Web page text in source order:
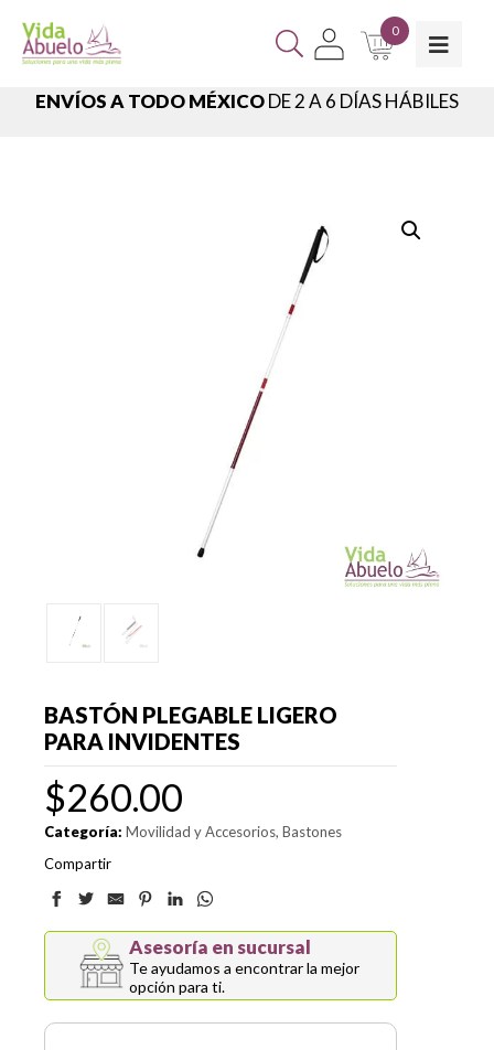
0
ENVÍOS A TODO MÉXICODE 2 A 6 DÍAS HÁBILES
BASTÓN PLEGABLE LIGERO
PARA INVIDENTES
$260.00
Categoría: Movilidad y Accesorios Bastones
Compartir
Asesoría en sucursal
Te ayudamos a encontrar la mejor
opción para ti.